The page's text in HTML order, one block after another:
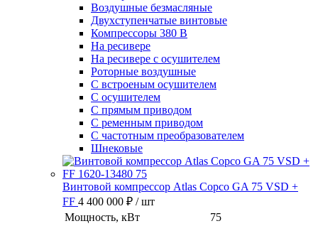
Воздушные безмасляные
Двухступенчатые винтовые
Компрессоры 380 В
На ресивере
На ресивере с осушителем
Роторные воздушные
С встроеным осушителем
С осушителем
С прямым приводом
С ременным приводом
С частотным преобразователем
Шнековые
Винтовой компрессор Atlas Copco GA 75 VSD +
FF 4 400 000 ₽ / шт
Мощность, кВт
75